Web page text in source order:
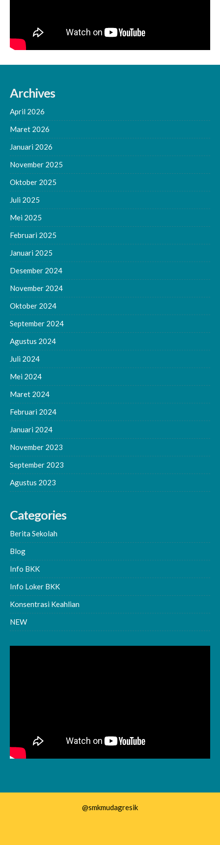
Archives
April 2026
Maret 2026
Januari 2026
November 2025
Oktober 2025
Juli 2025
Mei 2025
Februari 2025
Januari 2025
Desember 2024
November 2024
Oktober 2024
September 2024
Agustus 2024
Juli 2024
Mei 2024
Maret 2024
Februari 2024
Januari 2024
November 2023
September 2023
Agustus 2023
Categories
Berita Sekolah
Blog
Info BKK
Info Loker BKK
Konsentrasi Keahlian
NEW
@smkmudagresik